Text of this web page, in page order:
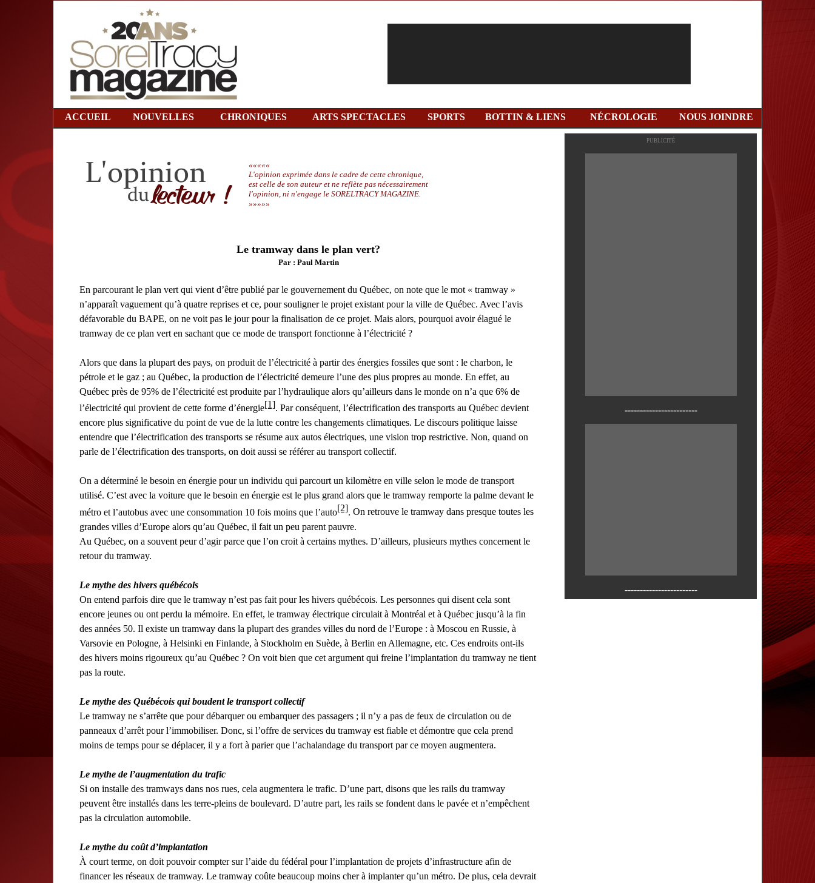
ACCUEIL NOUVELLES CHRONIQUES ARTS SPECTACLES SPORTS BOTTIN & LIENS NÉCROLOGIE NOUS JOINDRE
«««««
L'opinion exprimée dans le cadre de cette chronique,
est celle de son auteur et ne reflète pas nécessairement
l'opinion, ni n'engage le SORELTRACY MAGAZINE.
»»»»»
Le tramway dans le plan vert?
Par : Paul Martin
En parcourant le plan vert qui vient d’être publié par le gouvernement du Québec, on note que le mot « tramway »
n’apparaît vaguement qu’à quatre reprises et ce, pour souligner le projet existant pour la ville de Québec. Avec l’avis
défavorable du BAPE, on ne voit pas le jour pour la finalisation de ce projet. Mais alors, pourquoi avoir élagué le
tramway de ce plan vert en sachant que ce mode de transport fonctionne à l’électricité ?
Alors que dans la plupart des pays, on produit de l’électricité à partir des énergies fossiles que sont : le charbon, le
pétrole et le gaz ; au Québec, la production de l’électricité demeure l’une des plus propres au monde. En effet, au
Québec près de 95% de l’électricité est produite par l’hydraulique alors qu’ailleurs dans le monde on n’a que 6% de
l’électricité qui provient de cette forme d’énergie[1]. Par conséquent, l’électrification des transports au Québec devient
encore plus significative du point de vue de la lutte contre les changements climatiques. Le discours politique laisse
entendre que l’électrification des transports se résume aux autos électriques, une vision trop restrictive. Non, quand on
parle de l’électrification des transports, on doit aussi se référer au transport collectif.
On a déterminé le besoin en énergie pour un individu qui parcourt un kilomètre en ville selon le mode de transport
utilisé. C’est avec la voiture que le besoin en énergie est le plus grand alors que le tramway remporte la palme devant le
métro et l’autobus avec une consommation 10 fois moins que l’auto[2]. On retrouve le tramway dans presque toutes les
grandes villes d’Europe alors qu’au Québec, il fait un peu parent pauvre.
Au Québec, on a souvent peur d’agir parce que l’on croit à certains mythes. D’ailleurs, plusieurs mythes concernent le
retour du tramway.
Le mythe des hivers québécois
On entend parfois dire que le tramway n’est pas fait pour les hivers québécois. Les personnes qui disent cela sont
encore jeunes ou ont perdu la mémoire. En effet, le tramway électrique circulait à Montréal et à Québec jusqu’à la fin
des années 50. Il existe un tramway dans la plupart des grandes villes du nord de l’Europe : à Moscou en Russie, à
Varsovie en Pologne, à Helsinki en Finlande, à Stockholm en Suède, à Berlin en Allemagne, etc. Ces endroits ont-ils
des hivers moins rigoureux qu’au Québec ? On voit bien que cet argument qui freine l’implantation du tramway ne tient
pas la route.
Le mythe des Québécois qui boudent le transport collectif
Le tramway ne s’arrête que pour débarquer ou embarquer des passagers ; il n’y a pas de feux de circulation ou de
panneaux d’arrêt pour l’immobiliser. Donc, si l’offre de services du tramway est fiable et démontre que cela prend
moins de temps pour se déplacer, il y a fort à parier que l’achalandage du transport par ce moyen augmentera.
Le mythe de l’augmentation du trafic
Si on installe des tramways dans nos rues, cela augmentera le trafic. D’une part, disons que les rails du tramway
peuvent être installés dans les terre-pleins de boulevard. D’autre part, les rails se fondent dans le pavée et n’empêchent
pas la circulation automobile.
Le mythe du coût d’implantation
À court terme, on doit pouvoir compter sur l’aide du fédéral pour l’implantation de projets d’infrastructure afin de
financer les réseaux de tramway. Le tramway coûte beaucoup moins cher à implanter qu’un métro. De plus, cela devrait
PUBLICITÉ
------------------------
------------------------